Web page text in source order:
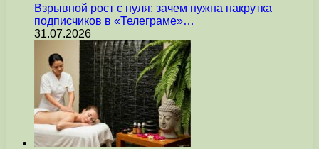
Взрывной рост с нуля: зачем нужна накрутка
подписчиков в «Телеграме»…
31.07.2026